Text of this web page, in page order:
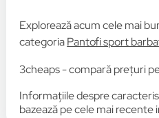
Explorează acum cele mai
categoriaPantofi sport
3cheaps - compară prețuri
Informațiile despre
bazează pe cele mai